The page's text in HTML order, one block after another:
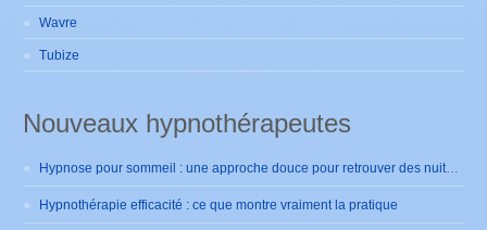
Wavre
Tubize
Nouveaux hypnothérapeutes
Hypnose pour sommeil : une approche douce pour retrouver des nuits sereines
Hypnothérapie efficacité : ce que montre vraiment la pratique